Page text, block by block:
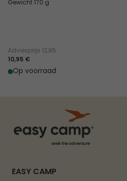
Gewicht 170 g
Adviesprijs 12,95
10,95 €
Op voorraad
EASY CAMP